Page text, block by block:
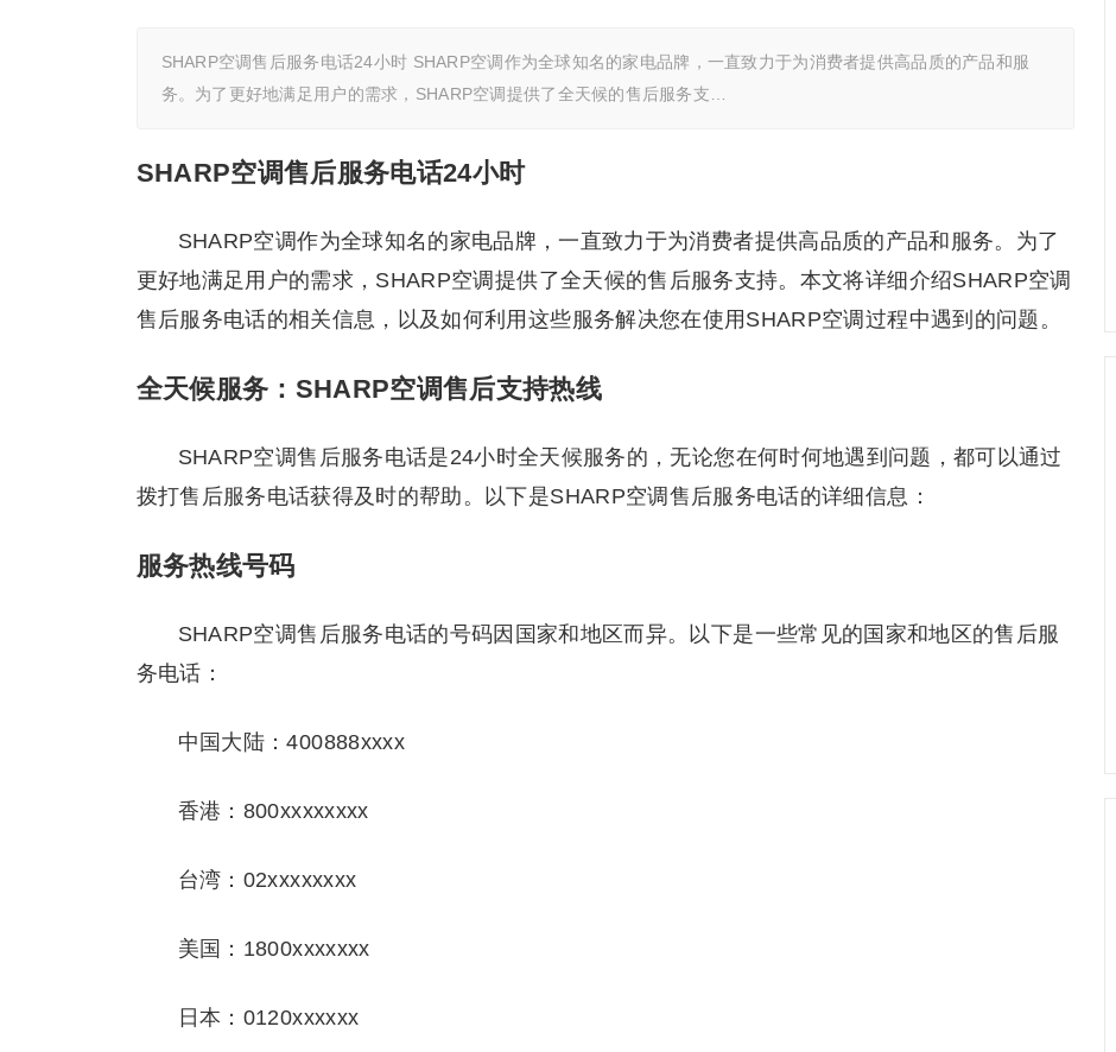
SHARP空调售后服务电话24小时 SHARP空调作为全球知名的家电品牌，一直致力于为消费者提供高品质的产品和服
务。为了更好地满足用户的需求，SHARP空调提供了全天候的售后服务支…
SHARP空调售后服务电话24小时
SHARP空调作为全球知名的家电品牌，一直致力于为消费者提供高品质的产品和服务。为了
更好地满足用户的需求，SHARP空调提供了全天候的售后服务支持。本文将详细介绍SHARP空调
售后服务电话的相关信息，以及如何利用这些服务解决您在使用SHARP空调过程中遇到的问题。
全天候服务：SHARP空调售后支持热线
SHARP空调售后服务电话是24小时全天候服务的，无论您在何时何地遇到问题，都可以通过
拨打售后服务电话获得及时的帮助。以下是SHARP空调售后服务电话的详细信息：
服务热线号码
SHARP空调售后服务电话的号码因国家和地区而异。以下是一些常见的国家和地区的售后服
务电话：
中国大陆：400888xxxx
香港：800xxxxxxxx
台湾：02xxxxxxxx
美国：1800xxxxxxx
日本：0120xxxxxx